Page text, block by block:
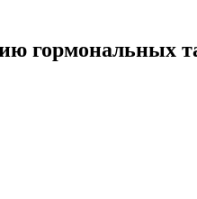
гормональных